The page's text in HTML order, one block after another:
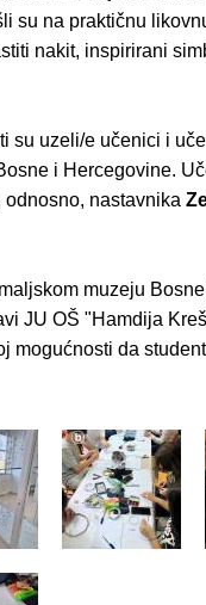
su na praktičnu
nakit, inspirirani
su uzeli/e učenici i
i Hercegovine.
nastavnika
muzeju
JU OŠ "Hamdija
mogućnosti da